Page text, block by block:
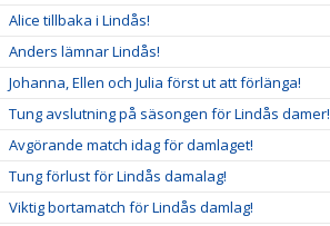
Alice tillbaka i Lindås!
Anders lämnar Lindås!
Johanna, Ellen och Julia först ut att förlänga!
Tung avslutning på säsongen för Lindås damer!
Avgörande match idag för damlaget!
Tung förlust för Lindås damalag!
Viktig bortamatch för Lindås damlag!